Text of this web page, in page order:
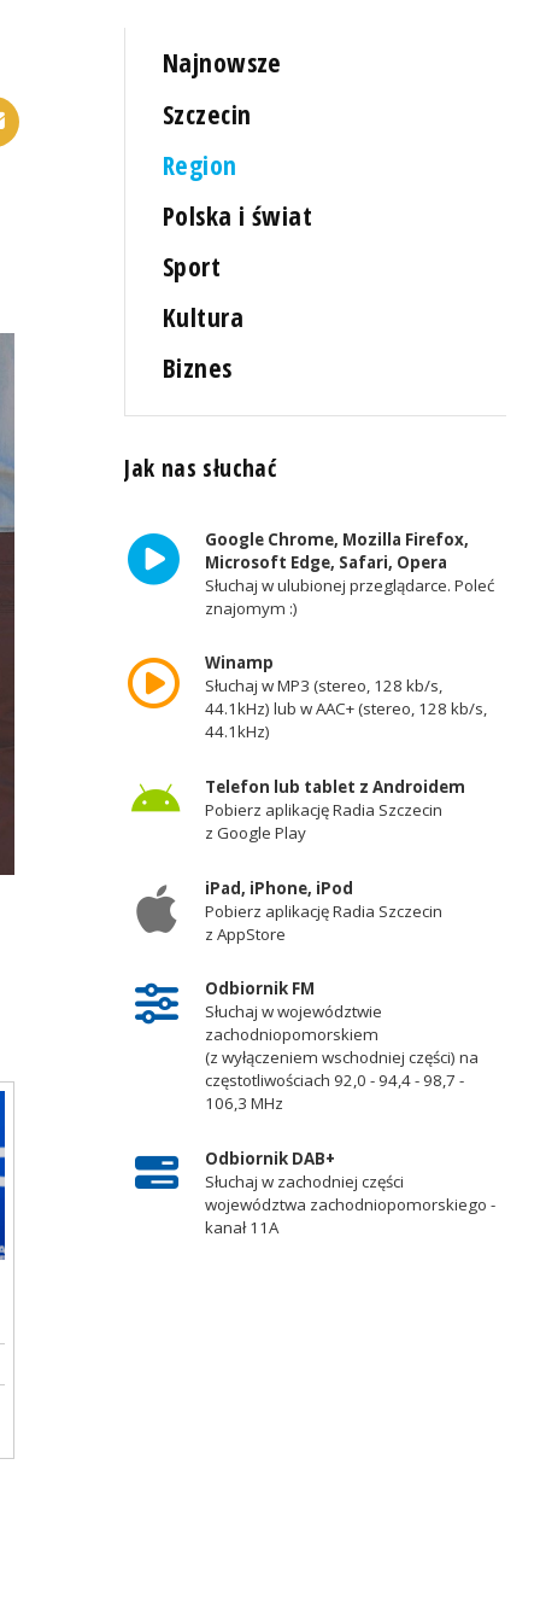
Najnowsze
Szczecin
Region
Polska i świat
Sport
Kultura
Biznes
Jak nas słuchać
Google Chrome, Mozilla Firefox,
Microsoft Edge, Safari, Opera
Słuchaj w ulubionej przeglądarce. Poleć
znajomym :)
Winamp
Słuchaj w MP3 (stereo, 128 kb/s,
44.1kHz) lub w AAC+ (stereo, 128 kb/s,
44.1kHz)
Telefon lub tablet z Androidem
Pobierz aplikację Radia Szczecin
z Google Play
iPad, iPhone, iPod
Pobierz aplikację Radia Szczecin
z AppStore
Odbiornik FM
Słuchaj w województwie
zachodniopomorskiem
(z wyłączeniem wschodniej części) na
częstotliwościach 92,0 - 94,4 - 98,7 -
106,3 MHz
Odbiornik DAB+
Słuchaj w zachodniej części
województwa zachodniopomorskiego -
kanał 11A